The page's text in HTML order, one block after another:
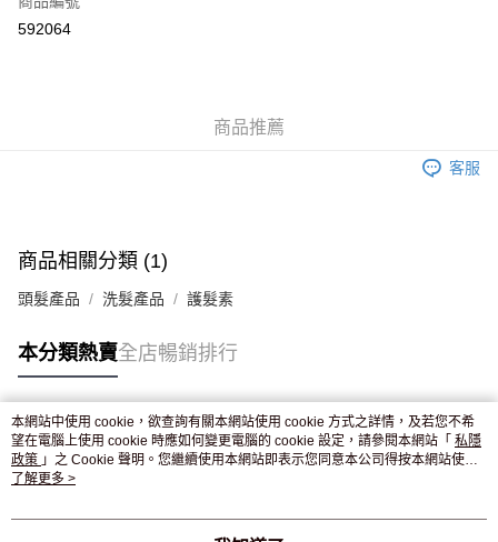
Apple Pay
付款後門市自取，訂單確認後2-4個工作天到店，7天內取。逾期後
592064
商品推薦
客服
商品相關分類 (1)
頭髮產品 洗髮產品 護髮素
本分類熱賣全店暢銷排行
熱門標籤
熱銷排行
本網站中使用 cookie，欲查詢有關本網站使用 cookie 方式之詳情，及若您不希
望在電腦上使用 cookie 時應如何變更電腦的 cookie 設定，請參閱本網站「 私隱
政策 」之 Cookie 聲明。您繼續使用本網站即表示您同意本公司得按本網站使用
條款之 Cookie 聲明使用 cookie。
了解更多 >